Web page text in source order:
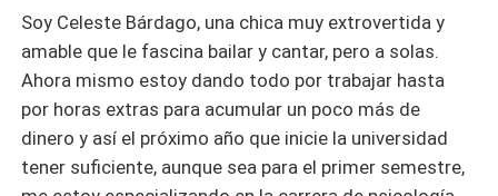
Soy Celeste Bárdago, una chica muy extrovertida y
amable que le fascina bailar y cantar, pero a solas.
Ahora mismo estoy dando todo por trabajar hasta
por horas extras para acumular un poco más de
dinero y así el próximo año que inicie la universidad
tener suficiente, aunque sea para el primer semestre,